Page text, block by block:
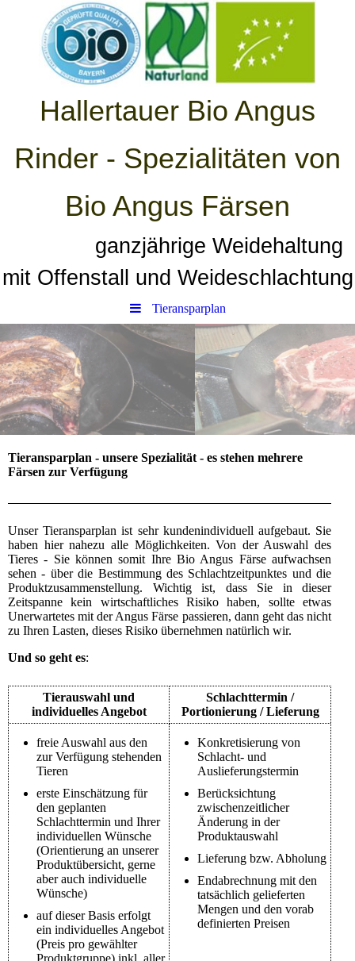
Hallertauer Bio Angus
Rinder - Spezialitäten von
Bio Angus Färsen
ganzjährige Weidehaltung
mit Offenstall und Weideschlachtung
Tieransparplan
Tieransparplan - unsere Spezialität - es stehen mehrere
Färsen zur Verfügung
Unser Tieransparplan ist sehr kundenindividuell aufgebaut. Sie
haben hier nahezu alle Möglichkeiten. Von der Auswahl des
Tieres - Sie können somit Ihre Bio Angus Färse aufwachsen
sehen - über die Bestimmung des Schlachtzeitpunktes und die
Produktzusammenstellung. Wichtig ist, dass Sie in dieser
Zeitspanne kein wirtschaftliches Risiko haben, sollte etwas
Unerwartetes mit der Angus Färse passieren, dann geht das nicht
zu Ihren Lasten, dieses Risiko übernehmen natürlich wir.
Und so geht es:
Tierauswahl und
individuelles Angebot
Schlachttermin /
Portionierung / Lieferung
freie Auswahl aus den
zur Verfügung stehenden
Tieren
erste Einschätzung für
den geplanten
Schlachttermin und Ihrer
individuellen Wünsche
(Orientierung an unserer
Produktübersicht, gerne
aber auch individuelle
Wünsche)
auf dieser Basis erfolgt
ein individuelles Angebot
(Preis pro gewählter
Produktgruppe) inkl. aller
Konkretisierung von
Schlacht- und
Auslieferungstermin
Berücksichtung
zwischenzeitlicher
Änderung in der
Produktauswahl
Lieferung bzw. Abholung
Endabrechnung mit den
tatsächlich gelieferten
Mengen und den vorab
definierten Preisen